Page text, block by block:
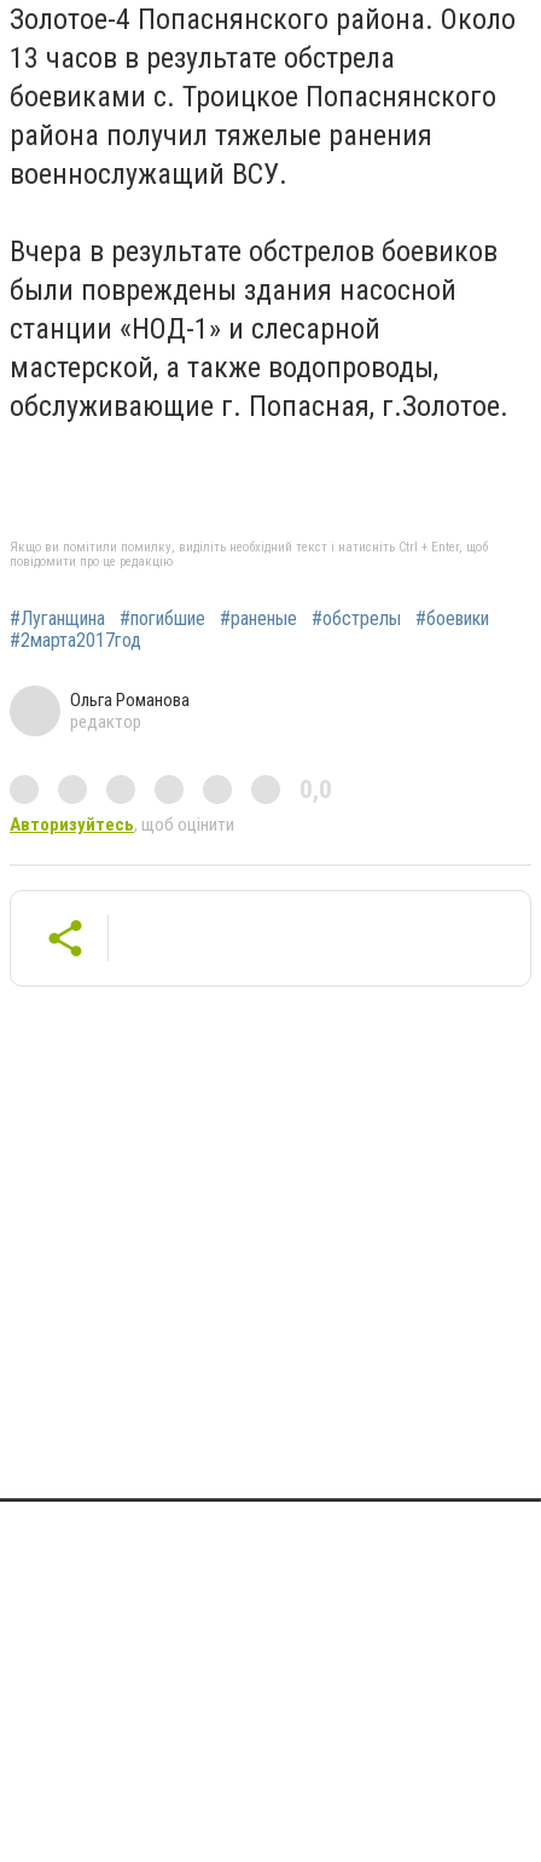
Золотое-4 Попаснянского района. Около
13 часов в результате обстрела
боевиками с. Троицкое Попаснянского
района получил тяжелые ранения
военнослужащий ВСУ.
Вчера в результате обстрелов боевиков
были повреждены здания насосной
станции «НОД-1» и слесарной
мастерской, а также водопроводы,
обслуживающие г. Попасная, г.Золотое.
Якщо ви помітили помилку, виділіть необхідний текст і натисніть Ctrl + Enter, щоб
повідомити про це редакцію
#Луганщина #погибшие #раненые #обстрелы
#боевики
#2марта2017год
Ольга Романова
редактор
0,0
Авторизуйтесь, щоб оцінити